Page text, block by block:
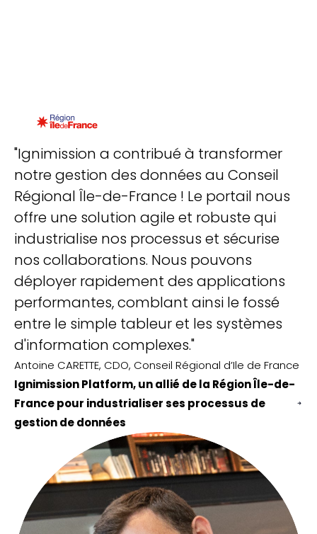
"Ignimission a contribué à transformer
notre gestion des données au Conseil
Régional Île-de-France ! Le portail nous
offre une solution agile et robuste qui
industrialise nos processus et sécurise
nos collaborations. Nous pouvons
déployer rapidement des applications
performantes, comblant ainsi le fossé
entre le simple tableur et les systèmes
d'information complexes."
Antoine CARETTE, CDO, Conseil Régional d’Ile de France
Ignimission Platform, un allié de la Région Île-de-
France pour industrialiser ses processus de
gestion de données